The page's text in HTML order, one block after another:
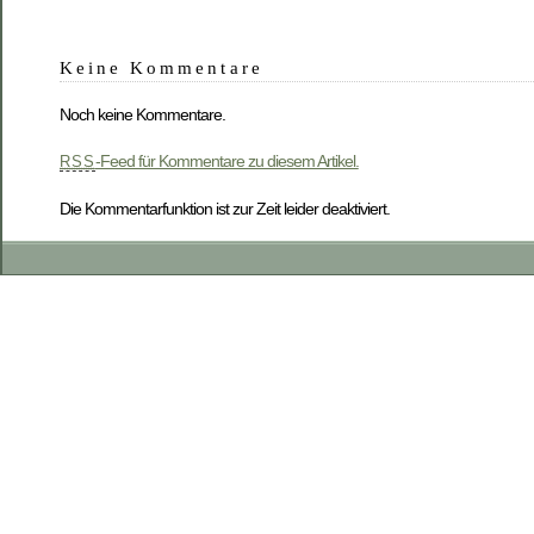
Keine Kommentare
Noch keine Kommentare.
RSS-Feed für Kommentare zu diesem Artikel.
Die Kommentarfunktion ist zur Zeit leider deaktiviert.